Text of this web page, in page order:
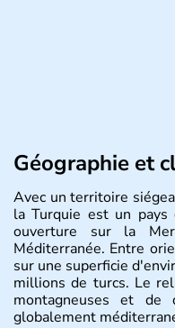
Géographie et
Avec un territoire
la Turquie est un pays
ouverture sur la
Méditerranée. Entre
sur une superficie
millions de turcs. Le
montagneuses et de
globalement